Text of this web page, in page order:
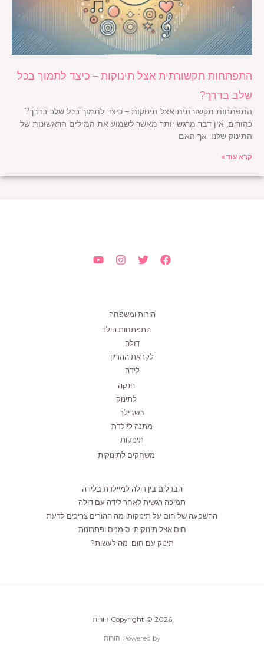
התפתחות תקשורתית אצל תינוקות – כיצד לתמוך בכל
שלב בדרך?
התפתחות תקשורתית אצל תינוקות – כיצד לתמוך בכל שלב בדרך?
כהורים, אין דבר מרגש יותר מאשר לשמוע את המילים הראשונות של
התינוק שלנו. אך האם
קרא עוד »
הורות ומשפחה
התפתחות הילד
דולה
לקראת ההריון
לידה
הנקה
לתינוק
בשבילך
מתנה ליולדת
תינוקות
משחקים לתינוקות
הבדלים בין דולה למיילדת בלידה
תמיכה רגשית לאחר לידה עם דולה
ההשפעה של חום על תינוקות: מה ההורים צריכים לדעת
חום אצל תינוקות: סימנים ופתרונות
תינוק עם חום: מה לעשות?
Copyright © 2026 הורות
Powered by הורות